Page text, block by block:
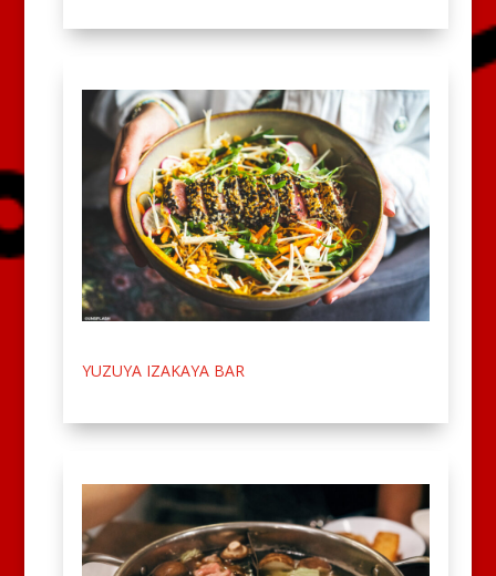
YUZUYA IZAKAYA BAR